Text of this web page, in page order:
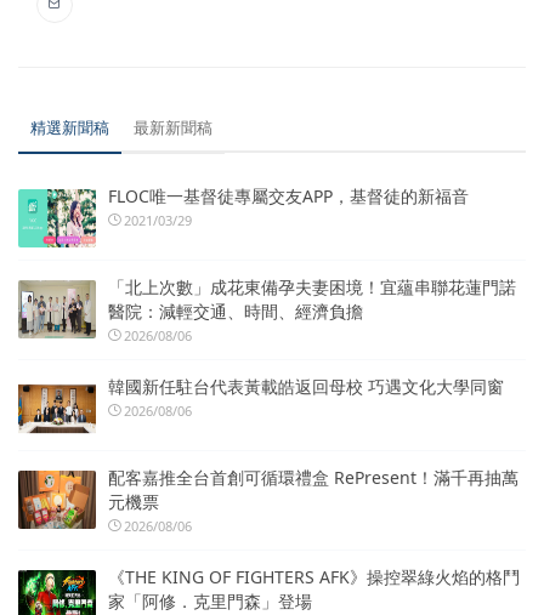
精選新聞稿 最新新聞稿
FLOC唯一基督徒專屬交友APP，基督徒的新福音
2021/03/29
「北上次數」成花東備孕夫妻困境！宜蘊串聯花蓮門諾
醫院：減輕交通、時間、經濟負擔
2026/08/06
韓國新任駐台代表黃載皓返回母校 巧遇文化大學同窗
2026/08/06
配客嘉推全台首創可循環禮盒 RePresent！滿千再抽萬
元機票
2026/08/06
《THE KING OF FIGHTERS AFK》操控翠綠火焰的格鬥
家「阿修．克里門森」登場